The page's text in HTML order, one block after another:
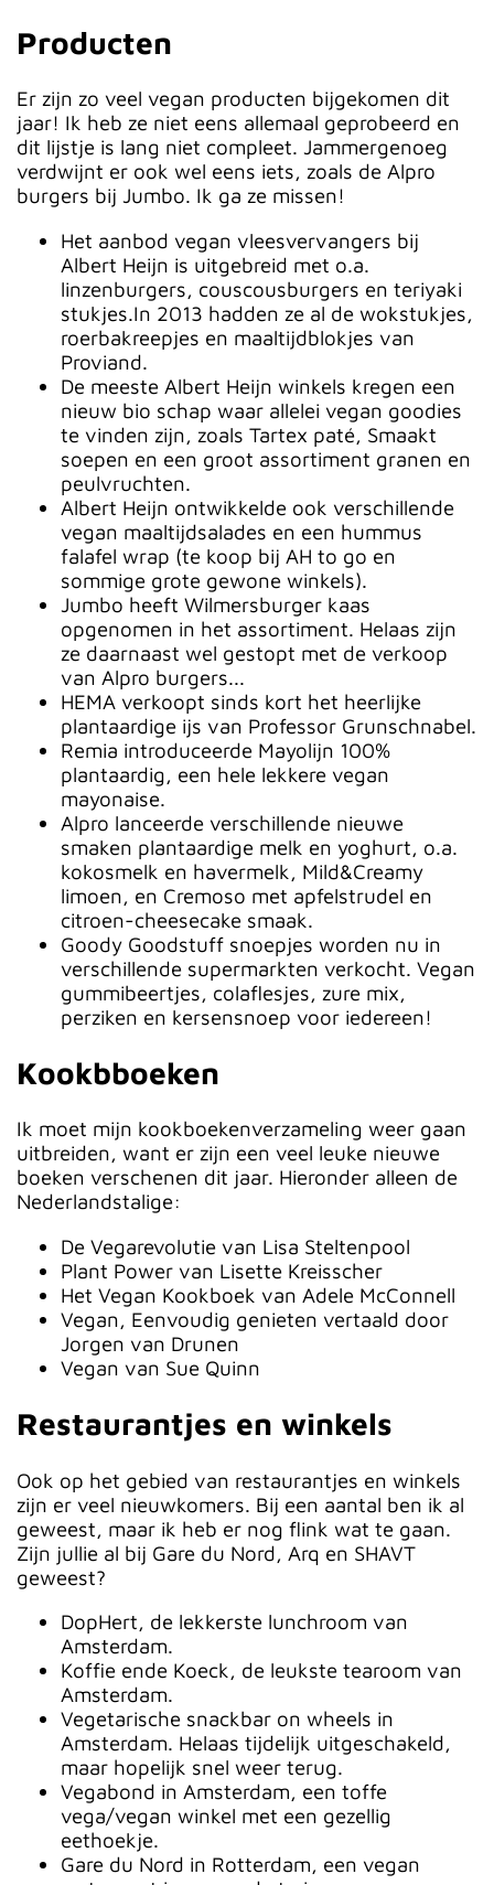
Producten
Er zijn zo veel vegan producten bijgekomen dit
jaar! Ik heb ze niet eens allemaal geprobeerd en
dit lijstje is lang niet compleet. Jammergenoeg
verdwijnt er ook wel eens iets, zoals de Alpro
burgers bij Jumbo. Ik ga ze missen!
Het aanbod vegan vleesvervangers bij
Albert Heijn is uitgebreid met o.a.
linzenburgers, couscousburgers en teriyaki
stukjes.In 2013 hadden ze al de wokstukjes,
roerbakreepjes en maaltijdblokjes van
Proviand.
De meeste Albert Heijn winkels kregen een
nieuw bio schap waar allelei vegan goodies
te vinden zijn, zoals Tartex paté, Smaakt
soepen en een groot assortiment granen en
peulvruchten.
Albert Heijn ontwikkelde ook verschillende
vegan maaltijdsalades en een hummus
falafel wrap (te koop bij AH to go en
sommige grote gewone winkels).
Jumbo heeft Wilmersburger kaas
opgenomen in het assortiment. Helaas zijn
ze daarnaast wel gestopt met de verkoop
van Alpro burgers...
HEMA verkoopt sinds kort het heerlijke
plantaardige ijs van Professor Grunschnabel.
Remia introduceerde Mayolijn 100%
plantaardig, een hele lekkere vegan
mayonaise.
Alpro lanceerde verschillende nieuwe
smaken plantaardige melk en yoghurt, o.a.
kokosmelk en havermelk, Mild&Creamy
limoen, en Cremoso met apfelstrudel en
citroen-cheesecake smaak.
Goody Goodstuff snoepjes worden nu in
verschillende supermarkten verkocht. Vegan
gummibeertjes, colaflesjes, zure mix,
perziken en kersensnoep voor iedereen!
Kookbboeken
Ik moet mijn kookboekenverzameling weer gaan
uitbreiden, want er zijn een veel leuke nieuwe
boeken verschenen dit jaar. Hieronder alleen de
Nederlandstalige:
De Vegarevolutie van Lisa Steltenpool
Plant Power van Lisette Kreisscher
Het Vegan Kookboek van Adele McConnell
Vegan, Eenvoudig genieten vertaald door
Jorgen van Drunen
Vegan van Sue Quinn
Restaurantjes en winkels
Ook op het gebied van restaurantjes en winkels
zijn er veel nieuwkomers. Bij een aantal ben ik al
geweest, maar ik heb er nog flink wat te gaan.
Zijn jullie al bij Gare du Nord, Arq en SHAVT
geweest?
DopHert, de lekkerste lunchroom van
Amsterdam.
Koffie ende Koeck, de leukste tearoom van
Amsterdam.
Vegetarische snackbar on wheels in
Amsterdam. Helaas tijdelijk uitgeschakeld,
maar hopelijk snel weer terug.
Vegabond in Amsterdam, een toffe
vega/vegan winkel met een gezellig
eethoekje.
Gare du Nord in Rotterdam, een vegan